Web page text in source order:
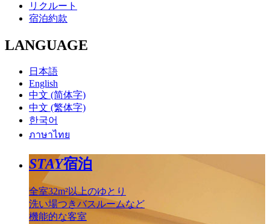
リクルート
宿泊約款
LANGUAGE
日本語
English
中文 (简体字)
中文 (繁体字)
한국어
ภาษาไทย
STAY宿泊
全室32m²以上のゆとり
洗い場つきバスルームなど
機能的な客室